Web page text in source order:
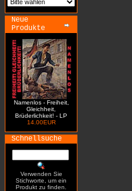
Neue
Produkte
Namenlos - Freiheit,
Gleichheit,
Brüderlichkeit! - LP
14.00EUR
Schnellsuche
Verwenden Sie
Stichworte, um ein
Produkt zu finden.